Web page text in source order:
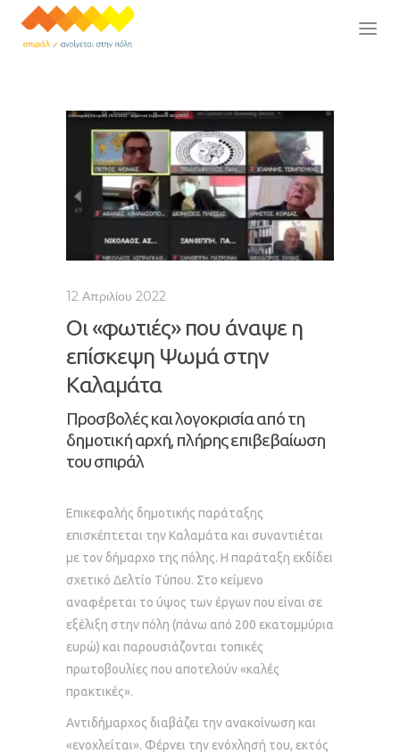
12 Απριλίου 2022
Οι «φωτιές» που άναψε η
επίσκεψη Ψωμά στην
Καλαμάτα
Προσβολές και λογοκρισία από τη
δημοτική αρχή, πλήρης επιβεβαίωση
του σπιράλ
Επικεφαλής δημοτικής παράταξης
επισκέπτεται την Καλαμάτα και συναντιέται
με τον δήμαρχο της πόλης. Η παράταξη εκδίδει
σχετικό Δελτίο Τύπου. Στο κείμενο
αναφέρεται το ύψος των έργων που είναι σε
εξέλιξη στην πόλη (πάνω από 200 εκατομμύρια
ευρώ) και παρουσιάζονται τοπικές
πρωτοβουλίες που αποτελούν «καλές
πρακτικές».
Αντιδήμαρχος διαβάζει την ανακοίνωση και
«ενοχλείται». Φέρνει την ενόχλησή του, εκτός